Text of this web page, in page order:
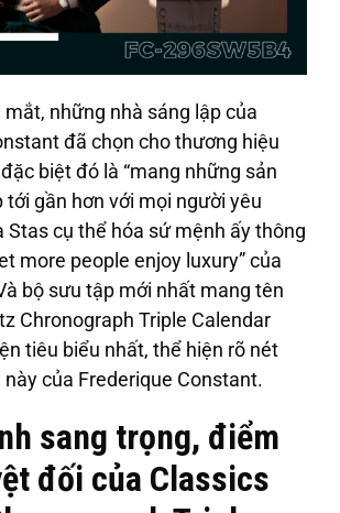
những nhà sáng lập của
đã chọn cho thương hiệu
biệt đó là “mang những sản
tới gần hơn với mọi người yêu
Stas cụ thể hóa sứ mệnh ấy thông
more people enjoy luxury” của
bộ sưu tập mới nhất mang tên
Chronograph Triple Calendar
tiêu biểu nhất, thể hiện rõ nét
của Frederique Constant.
sang trọng, điểm
đối của Classics